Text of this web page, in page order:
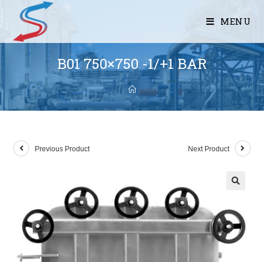
MENU
B01 750×750 -1/+1 BAR
Previous Product Next Product